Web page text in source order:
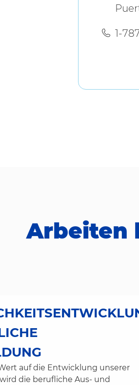
1-
Arbeiten
auf die Entwicklung unserer
die berufliche Aus- und